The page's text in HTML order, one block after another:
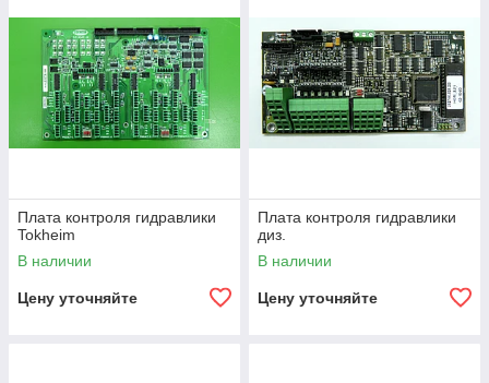
Плата контроля гидравлики
Tokheim
В наличии
Цену уточняйте
Плата контроля гидравлики
диз.
В наличии
Цену уточняйте